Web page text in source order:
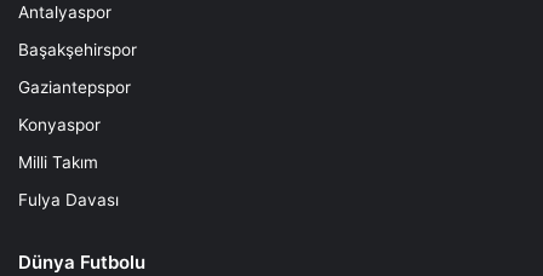
Antalyaspor
Başakşehirspor
Gaziantepspor
Konyaspor
Milli Takım
Fulya Davası
Dünya Futbolu